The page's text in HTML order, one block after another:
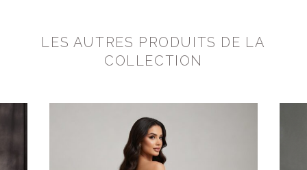
LES AUTRES PRODUITS DE LA
COLLECTION